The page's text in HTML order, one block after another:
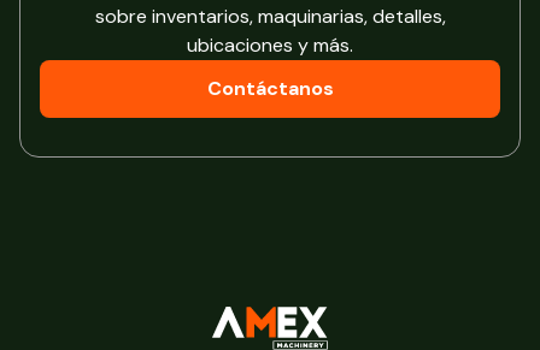
sobre inventarios, maquinarias, detalles,
ubicaciones y más.
Contáctanos